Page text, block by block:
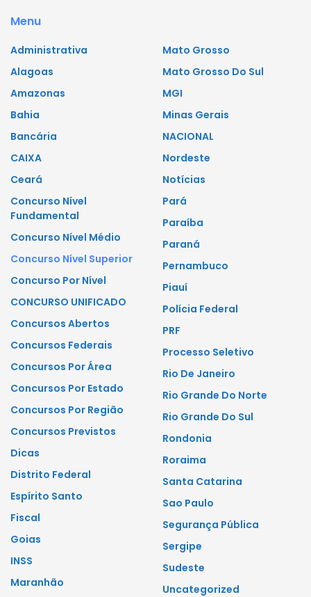
Menu
Administrativa
Alagoas
Amazonas
Bahia
Bancária
CAIXA
Ceará
Concurso Nível
Fundamental
Concurso Nível Médio
Concurso Nível Superior
Concurso Por Nível
CONCURSO UNIFICADO
Concursos Abertos
Concursos Federais
Concursos Por Área
Concursos Por Estado
Concursos Por Região
Concursos Previstos
Dicas
Distrito Federal
Espírito Santo
Fiscal
Goias
INSS
Maranhão
Mato Grosso
Mato Grosso Do Sul
MGI
Minas Gerais
NACIONAL
Nordeste
Notícias
Pará
Paraíba
Paraná
Pernambuco
Piauí
Polícia Federal
PRF
Processo Seletivo
Rio De Janeiro
Rio Grande Do Norte
Rio Grande Do Sul
Rondonia
Roraima
Santa Catarina
Sao Paulo
Segurança Pública
Sergipe
Sudeste
Uncategorized